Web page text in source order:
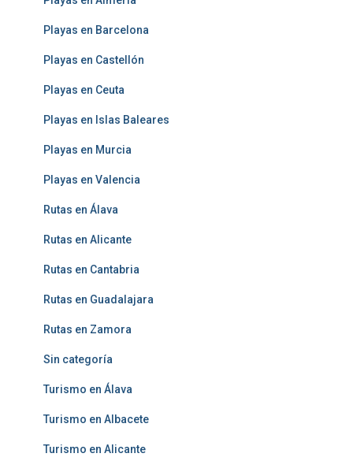
Playas en Barcelona
Playas en Castellón
Playas en Ceuta
Playas en Islas Baleares
Playas en Murcia
Playas en Valencia
Rutas en Álava
Rutas en Alicante
Rutas en Cantabria
Rutas en Guadalajara
Rutas en Zamora
Sin categoría
Turismo en Álava
Turismo en Albacete
Turismo en Alicante